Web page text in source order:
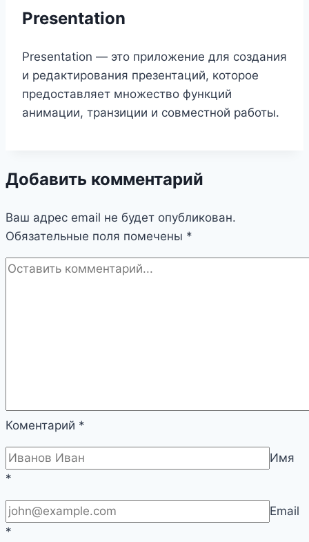
Presentation
Presentation — это приложение для создания
и редактирования презентаций, которое
предоставляет множество функций
анимации, транзиции и совместной работы.
Добавить комментарий
Ваш адрес email не будет опубликован.
Обязательные поля помечены *
Коментарий *
Имя
*
Email
*